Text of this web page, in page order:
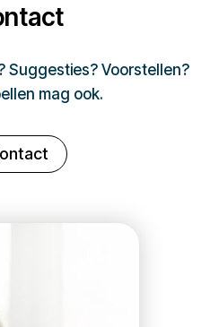
Suggesties? Voorstellen?
mag ook.